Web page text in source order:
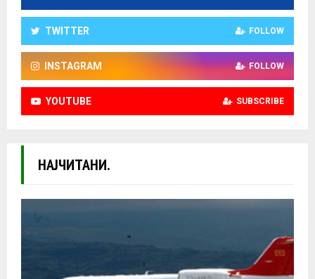
TWITTER FOLLOW
INSTAGRAM FOLLOW
YOUTUBE SUBSCRIBE
НАЈЧИТАНИ.